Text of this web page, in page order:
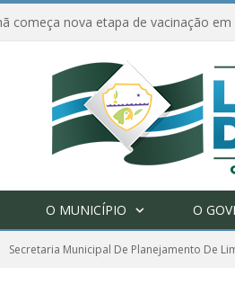
O MUNICÍPIO O
Secretaria Municipal De Planejamento De